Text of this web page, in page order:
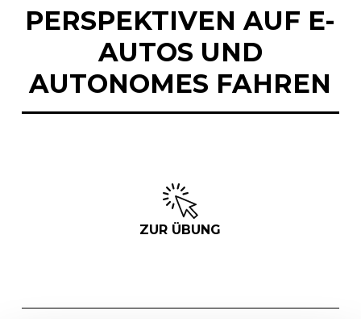
PERSPEKTIVEN AUF E-
AUTOS UND
AUTONOMES FAHREN
ZUR ÜBUNG